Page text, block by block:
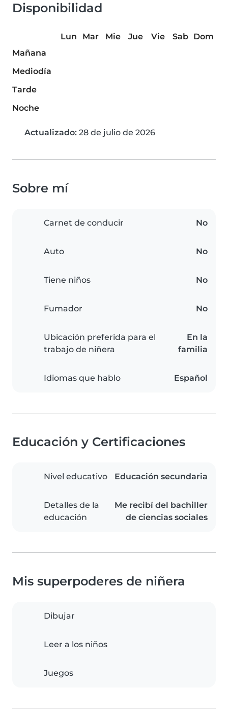
Disponibilidad
Lun Mar Mie Jue Vie Sab
Dom
Mañana
Mediodía
Tarde
Noche
Actualizado: 28 de julio de 2026
Sobre mí
Carnet de conducir No
Auto No
Tiene niños No
Fumador No
Ubicación preferida para el
trabajo de niñera
En la
familia
Idiomas que hablo Español
Educación y Certificaciones
Nivel educativo Educación secundaria
Detalles de la
educación
Me recibí del bachiller
de ciencias sociales
Mis superpoderes de niñera
Dibujar
Leer a los niños
Juegos